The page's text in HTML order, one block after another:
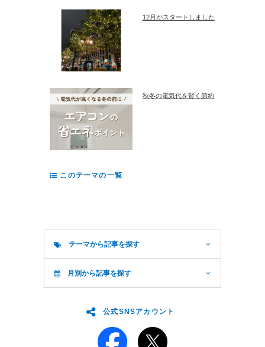
12月がスタートしました
秋冬の電気代を賢く節約
このテーマの一覧
テーマから記事を探す
月別から記事を探す
公式SNSアカウント